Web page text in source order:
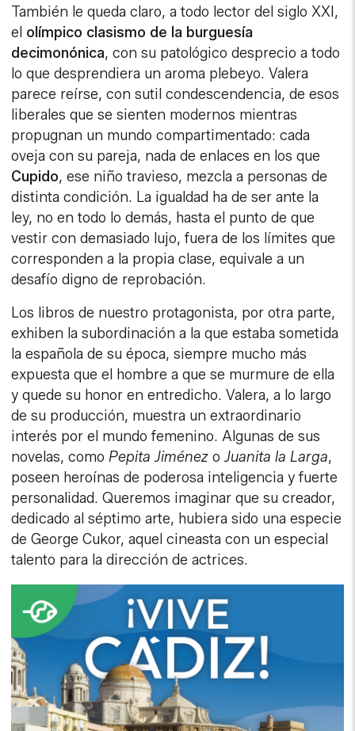
También le queda claro, a todo lector del siglo XXI,
el olímpico clasismo de la burguesía
decimonónica, con su patológico desprecio a todo
lo que desprendiera un aroma plebeyo. Valera
parece reírse, con sutil condescendencia, de esos
liberales que se sienten modernos mientras
propugnan un mundo compartimentado: cada
oveja con su pareja, nada de enlaces en los que
Cupido, ese niño travieso, mezcla a personas de
distinta condición. La igualdad ha de ser ante la
ley, no en todo lo demás, hasta el punto de que
vestir con demasiado lujo, fuera de los límites que
corresponden a la propia clase, equivale a un
desafío digno de reprobación.
Los libros de nuestro protagonista, por otra parte,
exhiben la subordinación a la que estaba sometida
la española de su época, siempre mucho más
expuesta que el hombre a que se murmure de ella
y quede su honor en entredicho. Valera, a lo largo
de su producción, muestra un extraordinario
interés por el mundo femenino. Algunas de sus
novelas, comoPepita Jiménez oJuanita la Larga,
poseen heroínas de poderosa inteligencia y fuerte
personalidad. Queremos imaginar que su creador,
dedicado al séptimo arte, hubiera sido una especie
de George Cukor, aquel cineasta con un especial
talento para la dirección de actrices.